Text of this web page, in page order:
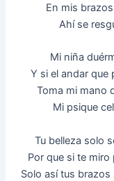
En mis
Ahí se
Mi niña
Y si el andar que
Toma mi mano
Mi psique
Tu belleza solo
Por que si te
Solo así tus